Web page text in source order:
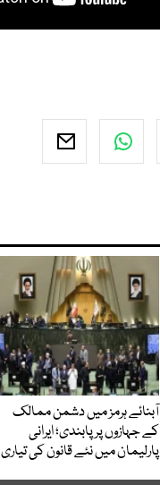
آبنائے ہرمز میں دشمن ممالک
کے جہازوں پر پابندی؛ ایرانی
پارلیمان میں نئے قانون کی تیاری